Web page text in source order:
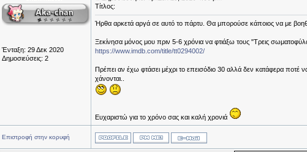
Ένταξη: 29 Δεκ 2020
Δημοσιεύσεις: 2
Τίτλος:
Ήρθα αρκετά αργά σε αυτό το πάρτυ. Θα μπορούσε κάποιος να με
Ξεκίνησα μόνος μου πριν 5-6 χρόνια να φτιάξω τους "Τρεις
https://www.imdb.com/title/tt0294002/
Πρέπει αν έχω φτάσει μέχρι το επεισόδιο 30 αλλά δεν κατάφερα ποτέ
χάνονται..
Ευχαριστώ για το χρόνο σας και καλή χρονιά
Επιστροφή στην κορυφή